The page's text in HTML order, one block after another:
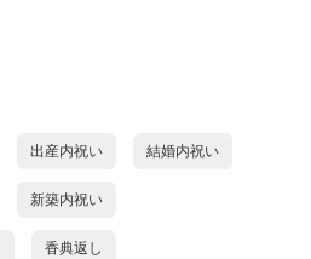
出産内祝い 結婚内祝い
新築内祝い
香典返し